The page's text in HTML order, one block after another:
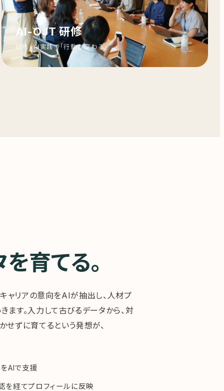
AI-OJT 研修
研修×AI実践で「行動が変わる」
育てる。
ャリアの意向をAIが抽出し、人材プ
ます。入力して古びるデータから、対
せずに育てるという発想が、
AIで支援
経てプロフィールに反映